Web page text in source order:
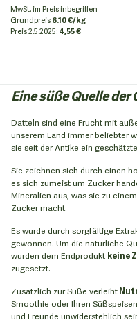
MwSt. im Preis inbegriffen
Grundpreis6.10 €/kg
Preis2.5.2025:4,55 €
Eine süße Quelle
Datteln sind eine Frucht mit
unserem Land immer beliebter
sie seit der Antike ein
Sie zeichnen sich durch einen
es sich zumeist um Zucker
Mineralien aus, was sie zu
Zucker macht.
Es wurde durch sorgfältige
gewonnen. Um die natürliche
wurden dem Endprodukt keine
zugesetzt.
Zusätzlich zur Süße verleiht
Smoothie oder Ihren
und Freunde unwiderstehlich